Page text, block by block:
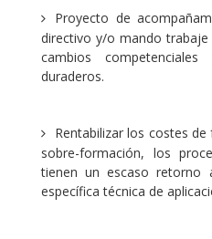
Proyecto de
directivo y/o mando
cambios
duraderos.
Rentabilizar los costes
sobre-formación, los
tienen un escaso retorno
específica técnica de